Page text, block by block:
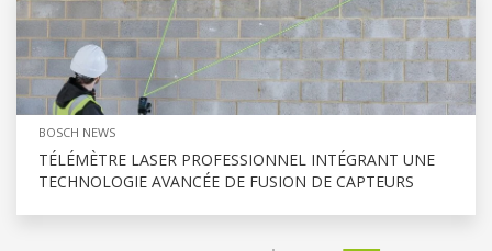
BOSCH NEWS
TÉLÉMÈTRE LASER PROFESSIONNEL INTÉGRANT UNE
TECHNOLOGIE AVANCÉE DE FUSION DE CAPTEURS